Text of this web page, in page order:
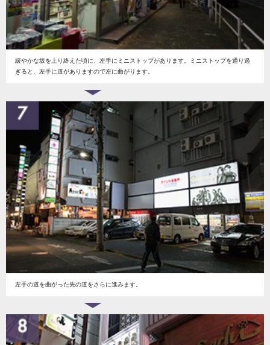
緩やかな坂を上り終えた頃に、左手にミニストップがあります。ミニストップを通り過
ぎると、左手に道がありますので左に曲がります。
左手の道を曲がった先の道をさらに進みます。